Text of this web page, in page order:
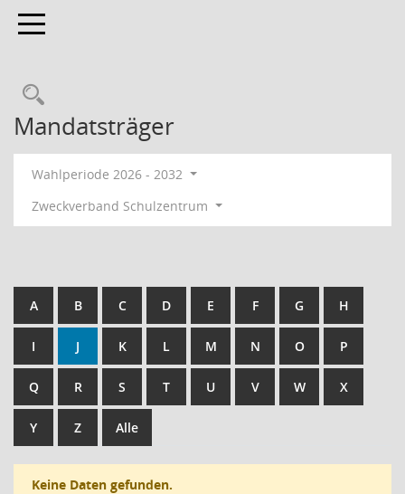
Toggle navigation
Rechercheauswahl
Mandatsträger
Wahlperiode 2026 - 2032
Zweckverband Schulzentrum
A B C D E F G H
I J K L M N O P
Q R S T U V W X
Y Z Alle
Keine Daten gefunden.